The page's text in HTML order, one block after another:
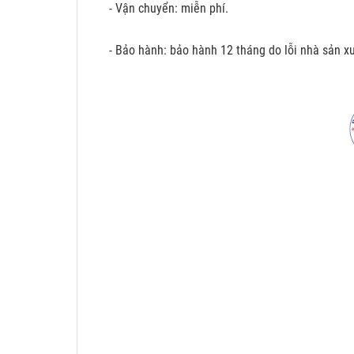
- Vận chuyển: miễn phí.
- Bảo hành: bảo hành 12 tháng do lỗi nhà sản